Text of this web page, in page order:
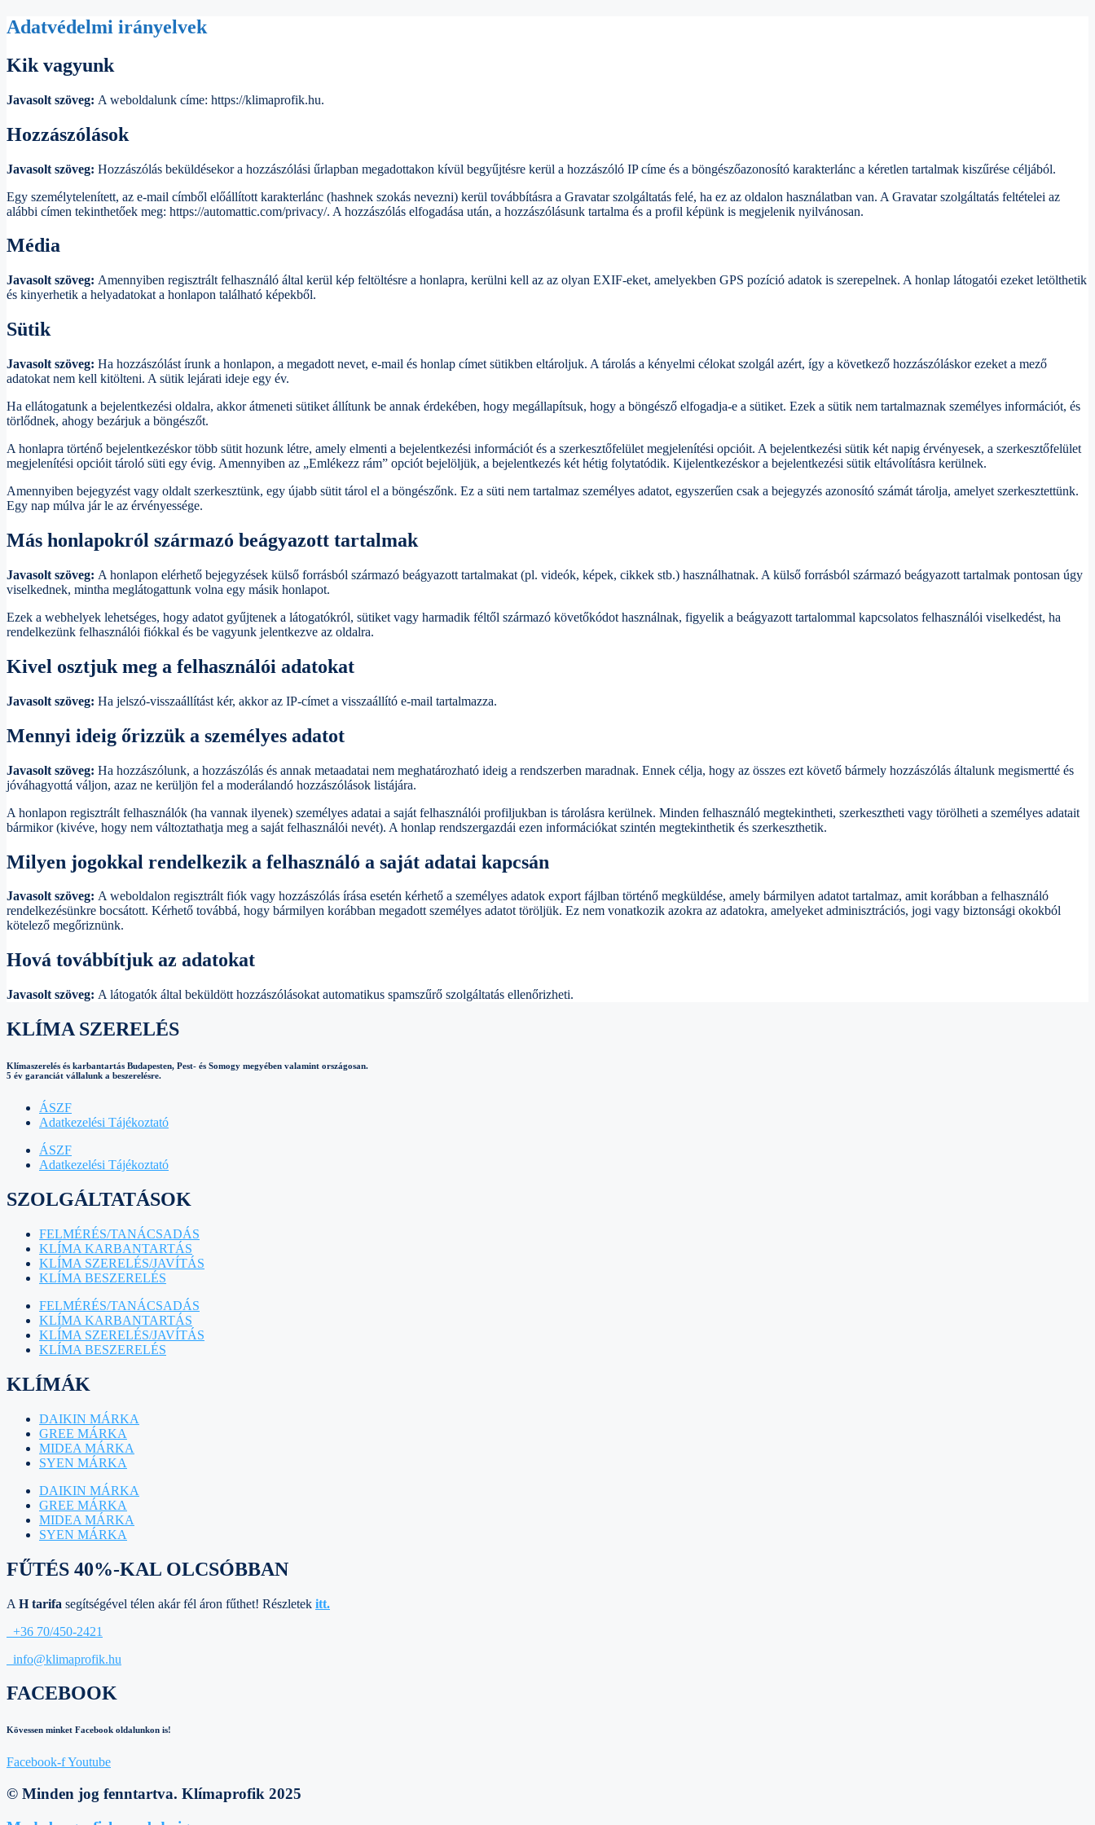
Adatvédelmi irányelvek
Kik vagyunk
Javasolt szöveg: A weboldalunk címe: https://klimaprofik.hu.
Hozzászólások
Javasolt szöveg: Hozzászólás beküldésekor a hozzászólási űrlapban megadottakon kívül begyűjtésre kerül a hozzászóló IP címe és a böngészőazonosító karakterlánc a kéretlen tartalmak kiszűrése céljából.
Egy személytelenített, az e-mail címből előállított karakterlánc (hashnek szokás nevezni) kerül továbbításra a Gravatar szolgáltatás felé, ha ez az oldalon használatban van. A Gravatar szolgáltatás feltételei az
alábbi címen tekinthetőek meg: https://automattic.com/privacy/. A hozzászólás elfogadása után, a hozzászólásunk tartalma és a profil képünk is megjelenik nyilvánosan.
Média
Javasolt szöveg: Amennyiben regisztrált felhasználó által kerül kép feltöltésre a honlapra, kerülni kell az az olyan EXIF-eket, amelyekben GPS pozíció adatok is szerepelnek. A honlap látogatói ezeket letölthetik
és kinyerhetik a helyadatokat a honlapon található képekből.
Sütik
Javasolt szöveg: Ha hozzászólást írunk a honlapon, a megadott nevet, e-mail és honlap címet sütikben eltároljuk. A tárolás a kényelmi célokat szolgál azért, így a következő hozzászóláskor ezeket a mező
adatokat nem kell kitölteni. A sütik lejárati ideje egy év.
Ha ellátogatunk a bejelentkezési oldalra, akkor átmeneti sütiket állítunk be annak érdekében, hogy megállapítsuk, hogy a böngésző elfogadja-e a sütiket. Ezek a sütik nem tartalmaznak személyes információt, és
törlődnek, ahogy bezárjuk a böngészőt.
A honlapra történő bejelentkezéskor több sütit hozunk létre, amely elmenti a bejelentkezési információt és a szerkesztőfelület megjelenítési opcióit. A bejelentkezési sütik két napig érvényesek, a szerkesztőfelület
megjelenítési opcióit tároló süti egy évig. Amennyiben az „Emlékezz rám” opciót bejelöljük, a bejelentkezés két hétig folytatódik. Kijelentkezéskor a bejelentkezési sütik eltávolításra kerülnek.
Amennyiben bejegyzést vagy oldalt szerkesztünk, egy újabb sütit tárol el a böngészőnk. Ez a süti nem tartalmaz személyes adatot, egyszerűen csak a bejegyzés azonosító számát tárolja, amelyet szerkesztettünk.
Egy nap múlva jár le az érvényessége.
Más honlapokról származó beágyazott tartalmak
Javasolt szöveg: A honlapon elérhető bejegyzések külső forrásból származó beágyazott tartalmakat (pl. videók, képek, cikkek stb.) használhatnak. A külső forrásból származó beágyazott tartalmak pontosan úgy
viselkednek, mintha meglátogattunk volna egy másik honlapot.
Ezek a webhelyek lehetséges, hogy adatot gyűjtenek a látogatókról, sütiket vagy harmadik féltől származó követőkódot használnak, figyelik a beágyazott tartalommal kapcsolatos felhasználói viselkedést, ha
rendelkezünk felhasználói fiókkal és be vagyunk jelentkezve az oldalra.
Kivel osztjuk meg a felhasználói adatokat
Javasolt szöveg: Ha jelszó-visszaállítást kér, akkor az IP-címet a visszaállító e-mail tartalmazza.
Mennyi ideig őrizzük a személyes adatot
Javasolt szöveg: Ha hozzászólunk, a hozzászólás és annak metaadatai nem meghatározható ideig a rendszerben maradnak. Ennek célja, hogy az összes ezt követő bármely hozzászólás általunk megismertté és
jóváhagyottá váljon, azaz ne kerüljön fel a moderálandó hozzászólások listájára.
A honlapon regisztrált felhasználók (ha vannak ilyenek) személyes adatai a saját felhasználói profiljukban is tárolásra kerülnek. Minden felhasználó megtekintheti, szerkesztheti vagy törölheti a személyes adatait
bármikor (kivéve, hogy nem változtathatja meg a saját felhasználói nevét). A honlap rendszergazdái ezen információkat szintén megtekinthetik és szerkeszthetik.
Milyen jogokkal rendelkezik a felhasználó a saját adatai kapcsán
Javasolt szöveg: A weboldalon regisztrált fiók vagy hozzászólás írása esetén kérhető a személyes adatok export fájlban történő megküldése, amely bármilyen adatot tartalmaz, amit korábban a felhasználó
rendelkezésünkre bocsátott. Kérhető továbbá, hogy bármilyen korábban megadott személyes adatot töröljük. Ez nem vonatkozik azokra az adatokra, amelyeket adminisztrációs, jogi vagy biztonsági okokból
kötelező megőriznünk.
Hová továbbítjuk az adatokat
Javasolt szöveg: A látogatók által beküldött hozzászólásokat automatikus spamszűrő szolgáltatás ellenőrizheti.
KLÍMA SZERELÉS
Klímaszerelés és karbantartás Budapesten, Pest- és Somogy megyében valamint országosan.
5 év garanciát vállalunk a beszerelésre.
ÁSZF
Adatkezelési Tájékoztató
ÁSZF
Adatkezelési Tájékoztató
SZOLGÁLTATÁSOK
FELMÉRÉS/TANÁCSADÁS
KLÍMA KARBANTARTÁS
KLÍMA SZERELÉS/JAVÍTÁS
KLÍMA BESZERELÉS
FELMÉRÉS/TANÁCSADÁS
KLÍMA KARBANTARTÁS
KLÍMA SZERELÉS/JAVÍTÁS
KLÍMA BESZERELÉS
KLÍMÁK
DAIKIN MÁRKA
GREE MÁRKA
MIDEA MÁRKA
SYEN MÁRKA
DAIKIN MÁRKA
GREE MÁRKA
MIDEA MÁRKA
SYEN MÁRKA
FŰTÉS 40%-KAL OLCSÓBBAN
A H tarifa segítségével télen akár fél áron fűthet! Részletek itt.
+36 70/450-2421
info@klimaprofik.hu
FACEBOOK
Kövessen minket Facebook oldalunkon is!
Facebook-fYoutube
© Minden jog fenntartva. Klímaprofik 2025